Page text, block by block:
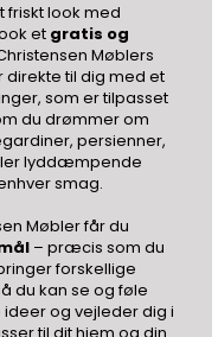
friskt look med
et gratis og
Møblers
til dig med et
som er tilpasset
du drømmer om
persienner,
lyddæmpende
smag.
Møbler får du
– præcis som du
forskellige
du kan se og føle
ideer og vejleder dig i